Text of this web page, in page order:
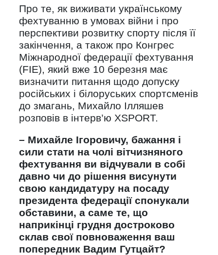
Про те, як виживати українському
фехтуванню в умовах війни і про
перспективи розвитку спорту після її
закінчення, а також про Конгрес
Міжнародної федерації фехтування
(FIE), який вже 10 березня має
визначити питання щодо допуску
російських і білоруських спортсменів
до змагань, Михайло Ілляшев
розповів в інтерв’ю XSPORT.
– Михайле Ігоровичу, бажання і
сили стати на чолі вітчизняного
фехтування ви відчували в собі
давно чи до рішення висунути
свою кандидатуру на посаду
президента федерації спонукали
обставини, а саме те, що
наприкінці грудня достроково
склав свої повноваження ваш
попередник Вадим Гутцайт?